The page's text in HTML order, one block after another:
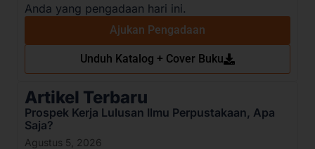
Anda yang pengadaan hari ini.
Ajukan Pengadaan
Unduh Katalog + Cover Buku
Artikel Terbaru
Prospek Kerja Lulusan Ilmu Perpustakaan, Apa
Saja?
Agustus 5, 2026